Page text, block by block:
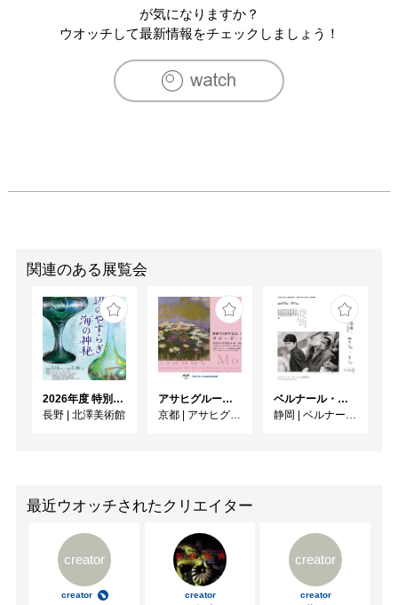
が気になりますか？
ウオッチして最新情報をチェックしましょう！
関連のある展覧会
2026年度 特別展「ガレとドーム、アール･ヌーヴォーのガラス 水辺のやすらぎ、海の神秘」
長野 | 北澤美術館
アサヒグループ大山崎山荘美術館 開館30周年記念展「没後100年 クロード・モネ」
京都 | アサヒグループ大山崎山荘美術館
ベルナール・ビュフェと写真 ーカメラがとらえたビュフェとその時代、そして21 世紀へ
静岡 | ベルナール・ビュフェ美術館
最近ウオッチされたクリエイター
creator
creator creator
creator
creator